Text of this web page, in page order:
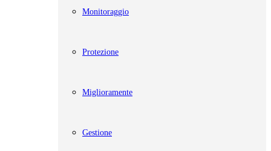
Monitoraggio
Protezione
Miglioramente
Gestione